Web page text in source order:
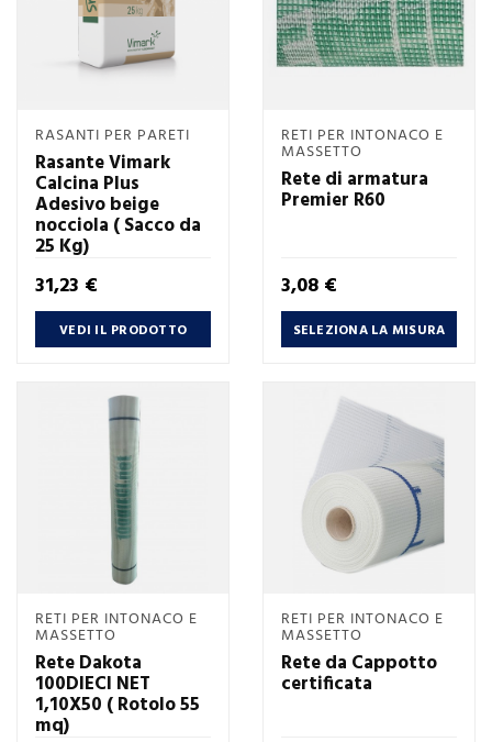
RASANTI PER PARETI
Rasante Vimark
Calcina Plus
Adesivo beige
nocciola ( Sacco da
25 Kg)
Prezzo
31,23 €
VEDI IL PRODOTTO
RETI PER INTONACO E
MASSETTO
Rete di armatura
Premier R60
Prezzo
3,08 €
SELEZIONA LA MISURA
RETI PER INTONACO E
MASSETTO
Rete Dakota
100DIECI NET
1,10X50 ( Rotolo 55
mq)
RETI PER INTONACO E
MASSETTO
Rete da Cappotto
certificata